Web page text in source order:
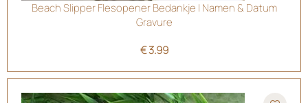
Beach Slipper Flesopener Bedankje | Namen & Datum
Gravure
€3.99